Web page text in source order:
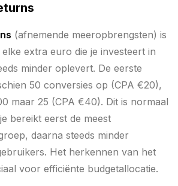
(afnemende meeropbrengsten) is
extra euro die je investeert in
minder oplevert. De eerste
50 conversies op (CPA €20),
maar 25 (CPA €40). Dit is normaal
bereikt eerst de meest
daarna steeds minder
Het herkennen van het
voor efficiënte budgetallocatie.